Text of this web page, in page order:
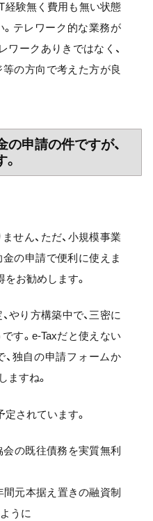
経験無く費用も無い状態
テレワーク的な業務が
ワークありきではなく、
の方向で考えた方が良
申請の件ですが、
せん、ただ、小規模事業
の申請で便利に使えま
お勧めします。
やり方構築中で、三密に
す。e-Taxだと使えない
独自の申請フォームか
ますね。
されています。
会の既往債務を実質無利
間元本据え置きの融資制
うに